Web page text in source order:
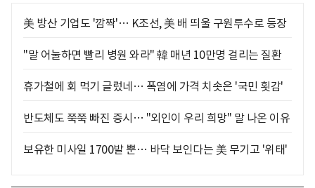
美 방산 기업도 '깜짝'… K조선, 美 배 띄울 구원투수로 등장
"말 어눌하면 빨리 병원 와라" 韓 매년 10만명 걸리는 질환
휴가철에 회 먹기 글렀네… 폭염에 가격 치솟은 '국민 횟감'
반도체도 쭉쭉 빠진 증시… "외인이 우리 희망" 말 나온 이유
보유한 미사일 1700발 뿐… 바닥 보인다는 美 무기고 '위태'